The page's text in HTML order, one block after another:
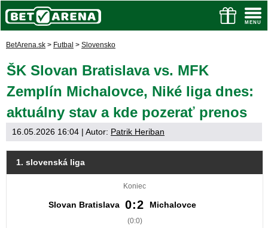
BetArena.sk > Futbal > Slovensko
ŠK Slovan Bratislava vs. MFK
Zemplín Michalovce, Niké liga dnes:
aktuálny stav a kde pozerať prenos
16.05.2026 16:04 | Autor: Patrik Heriban
1. slovenská liga
Koniec
Slovan Bratislava 0:2 Michalovce
(0:0)